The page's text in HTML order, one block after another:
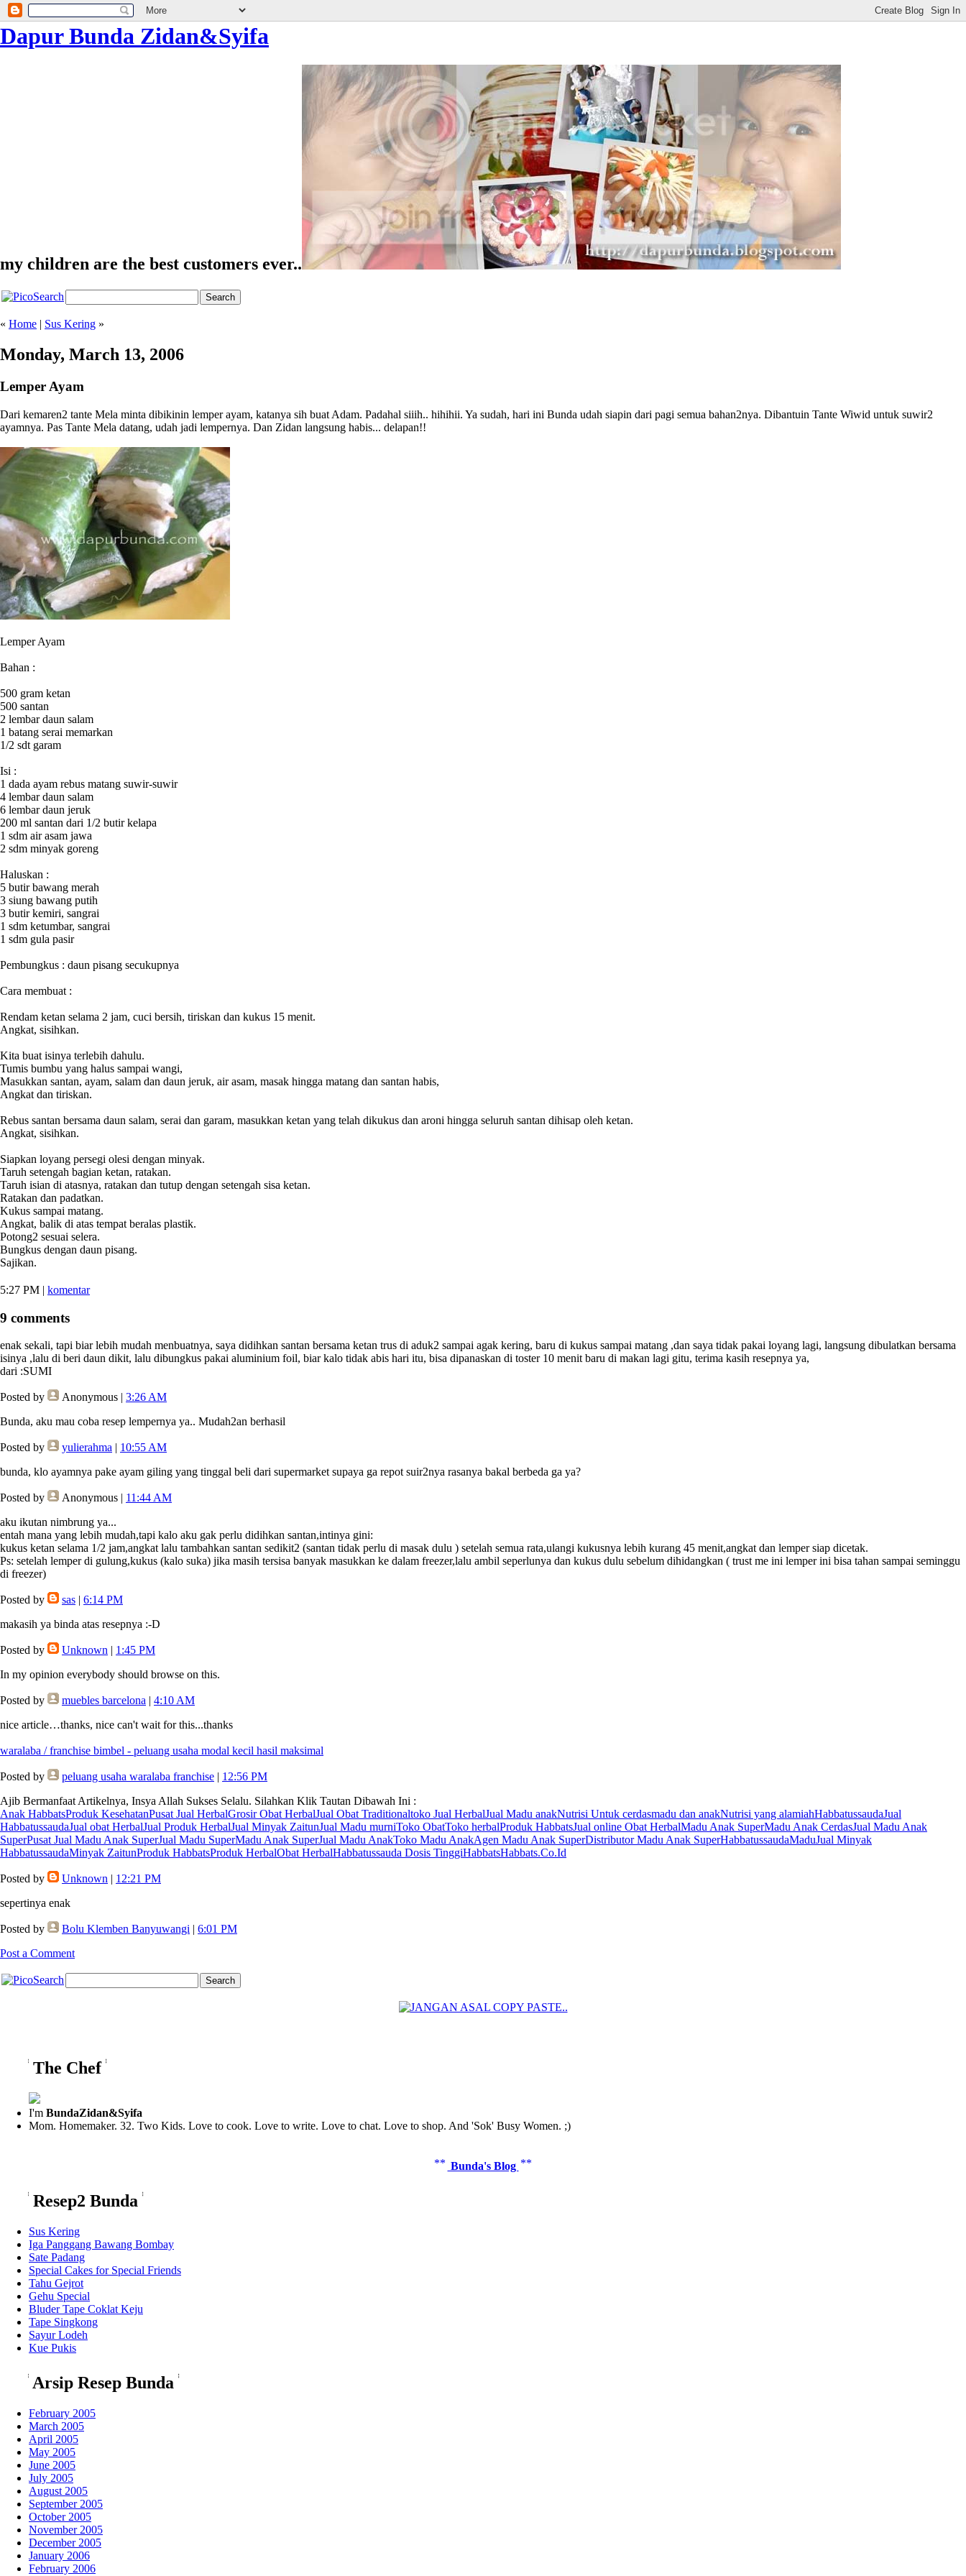
Dapur Bunda Zidan&Syifa
my children are the best customers ever..
« Home | Sus Kering »
Monday, March 13, 2006
Lemper Ayam
Dari kemaren2 tante Mela minta dibikinin lemper ayam, katanya sih buat Adam. Padahal siiih.. hihihii. Ya sudah, hari ini Bunda udah siapin dari pagi semua bahan2nya. Dibantuin Tante Wiwid untuk suwir2
ayamnya. Pas Tante Mela datang, udah jadi lempernya. Dan Zidan langsung habis... delapan!!
Lemper Ayam
Bahan :
500 gram ketan
500 santan
2 lembar daun salam
1 batang serai memarkan
1/2 sdt garam
Isi :
1 dada ayam rebus matang suwir-suwir
4 lembar daun salam
6 lembar daun jeruk
200 ml santan dari 1/2 butir kelapa
1 sdm air asam jawa
2 sdm minyak goreng
Haluskan :
5 butir bawang merah
3 siung bawang putih
3 butir kemiri, sangrai
1 sdm ketumbar, sangrai
1 sdm gula pasir
Pembungkus : daun pisang secukupnya
Cara membuat :
Rendam ketan selama 2 jam, cuci bersih, tiriskan dan kukus 15 menit.
Angkat, sisihkan.
Kita buat isinya terlebih dahulu.
Tumis bumbu yang halus sampai wangi,
Masukkan santan, ayam, salam dan daun jeruk, air asam, masak hingga matang dan santan habis,
Angkat dan tiriskan.
Rebus santan bersama daun salam, serai dan garam, masukkan ketan yang telah dikukus dan aroni hingga seluruh santan dihisap oleh ketan.
Angkat, sisihkan.
Siapkan loyang persegi olesi dengan minyak.
Taruh setengah bagian ketan, ratakan.
Taruh isian di atasnya, ratakan dan tutup dengan setengah sisa ketan.
Ratakan dan padatkan.
Kukus sampai matang.
Angkat, balik di atas tempat beralas plastik.
Potong2 sesuai selera.
Bungkus dengan daun pisang.
Sajikan.
5:27 PM | komentar
9 comments
enak sekali, tapi biar lebih mudah menbuatnya, saya didihkan santan bersama ketan trus di aduk2 sampai agak kering, baru di kukus sampai matang ,dan saya tidak pakai loyang lagi, langsung dibulatkan bersama
isinya ,lalu di beri daun dikit, lalu dibungkus pakai aluminium foil, biar kalo tidak abis hari itu, bisa dipanaskan di toster 10 menit baru di makan lagi gitu, terima kasih resepnya ya,
dari :SUMI
Posted by Anonymous | 3:26 AM
Bunda, aku mau coba resep lempernya ya.. Mudah2an berhasil
Posted by yulierahma | 10:55 AM
bunda, klo ayamnya pake ayam giling yang tinggal beli dari supermarket supaya ga repot suir2nya rasanya bakal berbeda ga ya?
Posted by Anonymous | 11:44 AM
aku ikutan nimbrung ya...
entah mana yang lebih mudah,tapi kalo aku gak perlu didihkan santan,intinya gini:
kukus ketan selama 1/2 jam,angkat lalu tambahkan santan sedikit2 (santan tidak perlu di masak dulu ) setelah semua rata,ulangi kukusnya lebih kurang 45 menit,angkat dan lemper siap dicetak.
Ps: setelah lemper di gulung,kukus (kalo suka) jika masih tersisa banyak masukkan ke dalam freezer,lalu ambil seperlunya dan kukus dulu sebelum dihidangkan ( trust me ini lemper ini bisa tahan sampai seminggu
di freezer)
Posted by sas | 6:14 PM
makasih ya binda atas resepnya :-D
Posted by Unknown | 1:45 PM
In my opinion everybody should browse on this.
Posted by muebles barcelona | 4:10 AM
nice article…thanks, nice can't wait for this...thanks
waralaba / franchise bimbel - peluang usaha modal kecil hasil maksimal
Posted by peluang usaha waralaba franchise | 12:56 PM
Ajib Bermanfaat Artikelnya, Insya Allah Sukses Selalu. Silahkan Klik Tautan Dibawah Ini :
Anak HabbatsProduk KesehatanPusat Jual HerbalGrosir Obat HerbalJual Obat Traditionaltoko Jual HerbalJual Madu anakNutrisi Untuk cerdasmadu dan anakNutrisi yang alamiahHabbatussaudaJual
HabbatussaudaJual obat HerbalJual Produk HerbalJual Minyak ZaitunJual Madu murniToko ObatToko herbalProduk HabbatsJual online Obat HerbalMadu Anak SuperMadu Anak CerdasJual Madu Anak
SuperPusat Jual Madu Anak SuperJual Madu SuperMadu Anak SuperJual Madu AnakToko Madu AnakAgen Madu Anak SuperDistributor Madu Anak SuperHabbatussaudaMaduJual Minyak
HabbatussaudaMinyak ZaitunProduk HabbatsProduk HerbalObat HerbalHabbatussauda Dosis TinggiHabbatsHabbats.Co.Id
Posted by Unknown | 12:21 PM
sepertinya enak
Posted by Bolu Klemben Banyuwangi | 6:01 PM
Post a Comment
**The Chef
**
I'm BundaZidan&Syifa
Mom. Homemaker. 32. Two Kids. Love to cook. Love to write. Love to chat. Love to shop. And 'Sok' Busy Women. ;)
** Bunda's Blog **
**Resep2 Bunda
**
Sus Kering
Iga Panggang Bawang Bombay
Sate Padang
Special Cakes for Special Friends
Tahu Gejrot
Gehu Special
Bluder Tape Coklat Keju
Tape Singkong
Sayur Lodeh
Kue Pukis
**Arsip Resep Bunda
**
February 2005
March 2005
April 2005
May 2005
June 2005
July 2005
August 2005
September 2005
October 2005
November 2005
December 2005
January 2006
February 2006